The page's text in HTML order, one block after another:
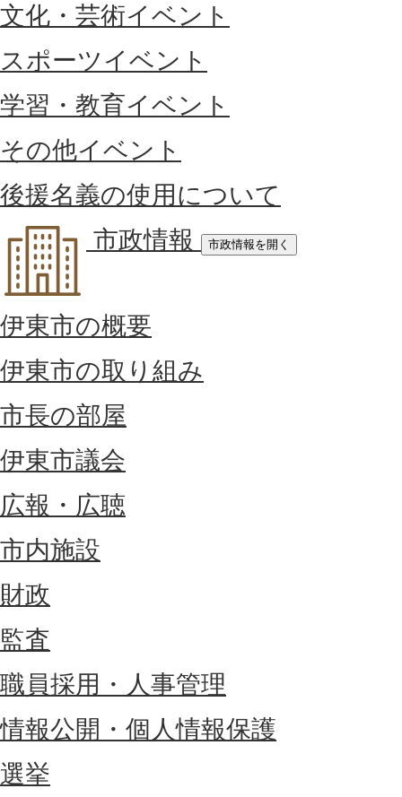
文化・芸術イベント
スポーツイベント
学習・教育イベント
その他イベント
後援名義の使用について
市政情報
市政情報を開く
伊東市の概要
伊東市の取り組み
市長の部屋
伊東市議会
広報・広聴
市内施設
財政
監査
職員採用・人事管理
情報公開・個人情報保護
選挙